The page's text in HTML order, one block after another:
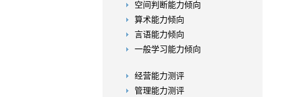
空间判断能力倾向
算术能力倾向
言语能力倾向
一般学习能力倾向
经营能力测评
管理能力测评